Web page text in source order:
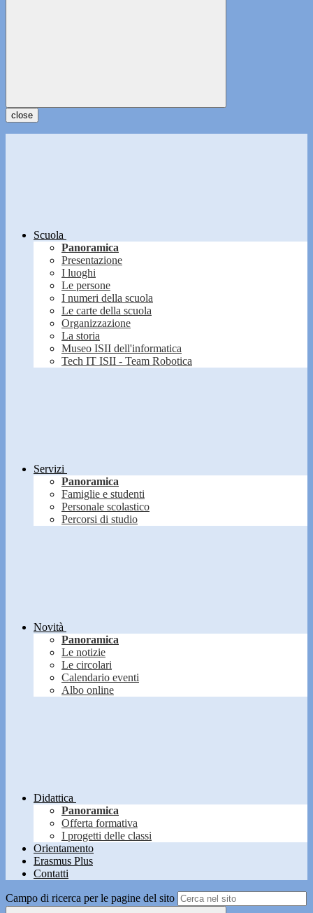
close
Scuola
Panoramica
Presentazione
I luoghi
Le persone
I numeri della scuola
Le carte della scuola
Organizzazione
La storia
Museo ISII dell'informatica
Tech IT ISII - Team Robotica
Servizi
Panoramica
Famiglie e studenti
Personale scolastico
Percorsi di studio
Novità
Panoramica
Le notizie
Le circolari
Calendario eventi
Albo online
Didattica
Panoramica
Offerta formativa
I progetti delle classi
Orientamento
Erasmus Plus
Contatti
Campo di ricerca per le pagine del sito